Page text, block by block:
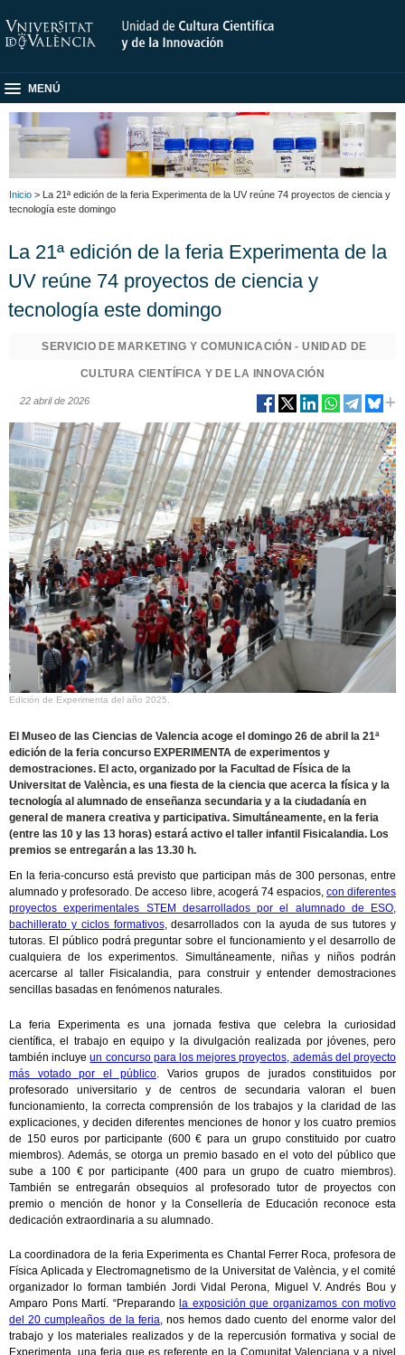
MENÚ
Inicio > La 21ª edición de la feria Experimenta de la UV reúne 74 proyectos de ciencia y
tecnología este domingo
La 21ª edición de la feria Experimenta de la
UV reúne 74 proyectos de ciencia y
tecnología este domingo
SERVICIO DE MARKETING Y COMUNICACIÓN - UNIDAD DE
CULTURA CIENTÍFICA Y DE LA INNOVACIÓN
22 abril de 2026
Edición de Experimenta del año 2025.
El Museo de las Ciencias de Valencia acoge el domingo 26 de abril la 21ª
edición de la feria concurso EXPERIMENTA de experimentos y
demostraciones. El acto, organizado por la Facultad de Física de la
Universitat de València, es una fiesta de la ciencia que acerca la física y la
tecnología al alumnado de enseñanza secundaria y a la ciudadanía en
general de manera creativa y participativa. Simultáneamente, en la feria
(entre las 10 y las 13 horas) estará activo el taller infantil Fisicalandia. Los
premios se entregarán a las 13.30 h.
En la feria-concurso está previsto que participan más de 300 personas, entre
alumnado y profesorado. De acceso libre, acogerá 74 espacios, con diferentes
proyectos experimentales STEM desarrollados por el alumnado de ESO,
bachillerato y ciclos formativos, desarrollados con la ayuda de sus tutores y
tutoras. El público podrá preguntar sobre el funcionamiento y el desarrollo de
cualquiera de los experimentos. Simultáneamente, niñas y niños podrán
acercarse al taller Fisicalandia, para construir y entender demostraciones
sencillas basadas en fenómenos naturales.
La feria Experimenta es una jornada festiva que celebra la curiosidad
científica, el trabajo en equipo y la divulgación realizada por jóvenes, pero
también incluyeun concurso para los mejores proyectos, además del proyecto
más votado por el público. Varios grupos de jurados constituidos por
profesorado universitario y de centros de secundaria valoran el buen
funcionamiento, la correcta comprensión de los trabajos y la claridad de las
explicaciones, y deciden diferentes menciones de honor y los cuatro premios
de 150 euros por participante (600 € para un grupo constituido por cuatro
miembros). Además, se otorga un premio basado en el voto del público que
sube a 100 € por participante (400 para un grupo de cuatro miembros).
También se entregarán obsequios al profesorado tutor de proyectos con
premio o mención de honor y la Consellería de Educación reconoce esta
dedicación extraordinaria a su alumnado.
La coordinadora de la feria Experimenta es Chantal Ferrer Roca, profesora de
Física Aplicada y Electromagnetismo de la Universitat de València, y el comité
organizador lo forman también Jordi Vidal Perona, Miguel V. Andrés Bou y
Amparo Pons Martí. “Preparando la exposición que organizamos con motivo
del 20 cumpleaños de la feria, nos hemos dado cuento del enorme valor del
trabajo y los materiales realizados y de la repercusión formativa y social de